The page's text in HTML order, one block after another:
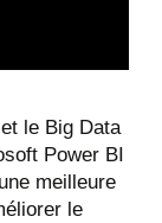
le Big Data
Power BI
meilleure
le